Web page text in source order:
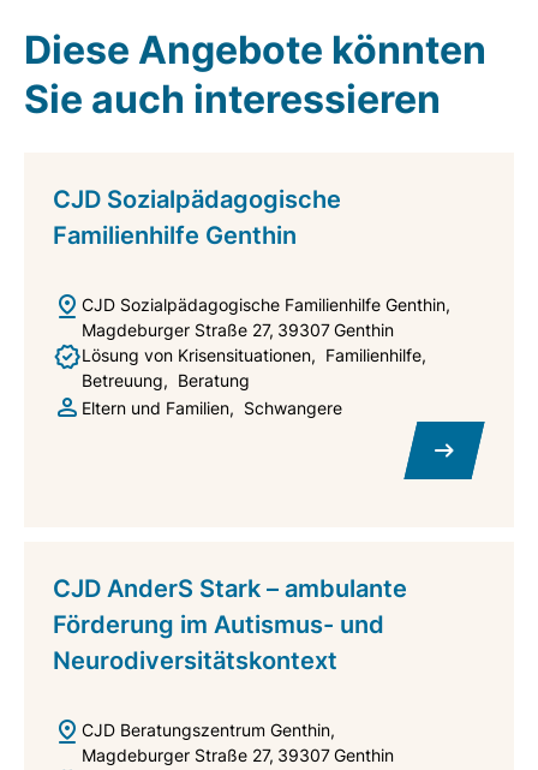
Diese Angebote könnten
Sie auch interessieren
CJD Sozialpädagogische
Familienhilfe Genthin
CJD Sozialpädagogische Familienhilfe Genthin
Magdeburger Straße 27 39307Genthin
Lösung von Krisensituationen
Familienhilfe
Betreuung
Beratung
Eltern und Familien
Schwangere
CJD AnderS Stark – ambulante
Förderung im Autismus- und
Neurodiversitätskontext
CJD Beratungszentrum Genthin
Magdeburger Straße 27 39307Genthin